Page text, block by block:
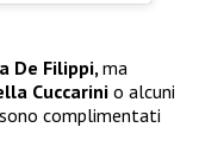
De Filippi,ma
Cuccarinio alcuni
complimentati